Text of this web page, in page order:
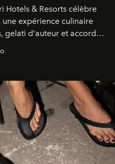
Hotels & Resorts célèbre
expérience culinaire
gelati d'auteur et accords